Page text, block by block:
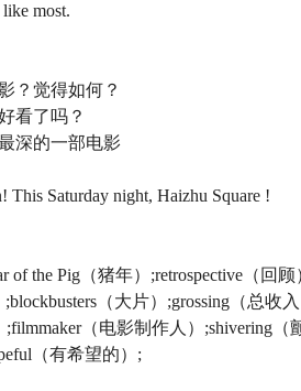
most.
？觉得如何？
看了吗？
深的一部电影
This Saturday night, Haizhu Square !
of the Pig（猪年）;retrospective（回
（大片）;grossing（总收
（电影制作人）;shivering（
（有希望的）;